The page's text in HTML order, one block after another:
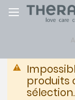
produits
sélection.